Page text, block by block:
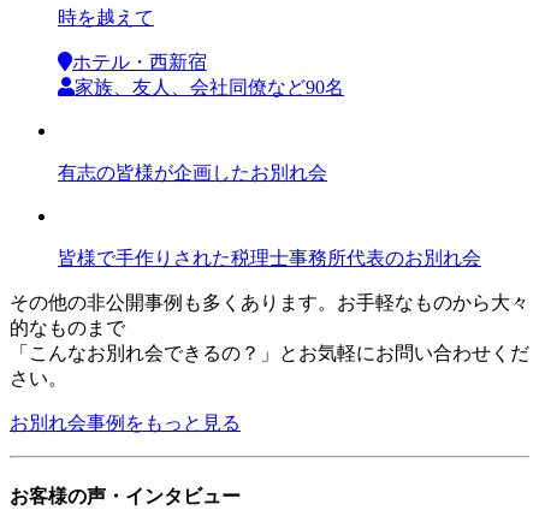
時を越えて
ホテル・西新宿
家族、友人、会社同僚など90名
有志の皆様が企画したお別れ会
皆様で手作りされた税理士事務所代表のお別れ会
その他の非公開事例も多くあります。お手軽なものから大々
的なものまで
「こんなお別れ会できるの？」とお気軽にお問い合わせくだ
さい。
お別れ会事例をもっと見る
お客様の声・インタビュー